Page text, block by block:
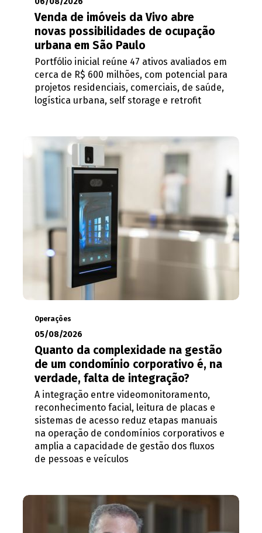
Venda de imóveis da Vivo abre
novas possibilidades de ocupação
urbana em São Paulo
Portfólio inicial reúne 47 ativos avaliados em
cerca de R$ 600 milhões, com potencial para
projetos residenciais, comerciais, de saúde,
logística urbana, self storage e retrofit
Operações
05/08/2026
Quanto da complexidade na gestão
de um condomínio corporativo é, na
verdade, falta de integração?
A integração entre videomonitoramento,
reconhecimento facial, leitura de placas e
sistemas de acesso reduz etapas manuais
na operação de condomínios corporativos e
amplia a capacidade de gestão dos fluxos
de pessoas e veículos